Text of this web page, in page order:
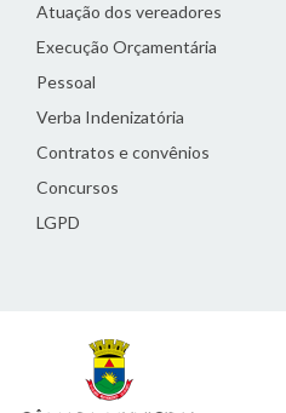
Atuação dos vereadores
Execução Orçamentária
Pessoal
Verba Indenizatória
Contratos e convênios
Concursos
LGPD